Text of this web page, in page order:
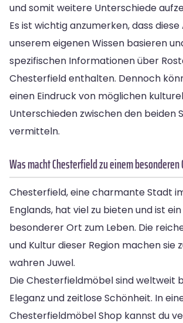
und somit weitere Unterschiede
Es ist wichtig anzumerken, dass
unserem eigenen Wissen basieren
spezifischen Informationen über
Chesterfield enthalten. Dennoch
einen Eindruck von möglichen
Unterschieden zwischen den beiden
vermitteln.
Was macht Chesterfield zu einem besonderen
Chesterfield, eine charmante Stadt
Englands, hat viel zu bieten und ist
besonderer Ort zum Leben. Die
und Kultur dieser Region machen sie
wahren Juwel.
Die Chesterfieldmöbel sind weltweit
Eleganz und zeitlose Schönheit. In
Chesterfieldmöbel Shop kannst du